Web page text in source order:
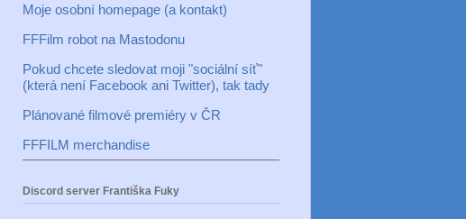
Moje osobní homepage (a kontakt)
FFFilm robot na Mastodonu
Pokud chcete sledovat moji "sociální síť"
(která není Facebook ani Twitter), tak tady
Plánované filmové premiéry v ČR
FFFILM merchandise
Discord server Františka Fuky